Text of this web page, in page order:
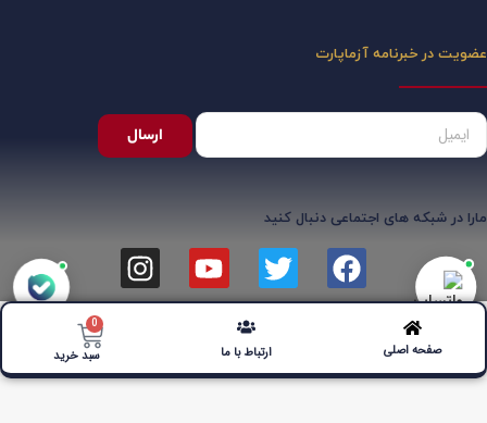
عضویت در خبرنامه آزماپارت
ارسال
مارا در شبکه های اجتماعی دنبال کنید
صفحه اصلی ارتباط با ما
0
سبد خرید